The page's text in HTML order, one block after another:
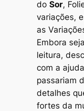
do Sor,
variações,
as
Embora
leitura,
com a
passariam
detalhes
fortes da